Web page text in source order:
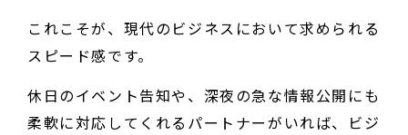
これこそが、現代のビジネスにおいて求められる
スピード感です。
休日のイベント告知や、深夜の急な情報公開にも
柔軟に対応してくれるパートナーがいれば、ビジ